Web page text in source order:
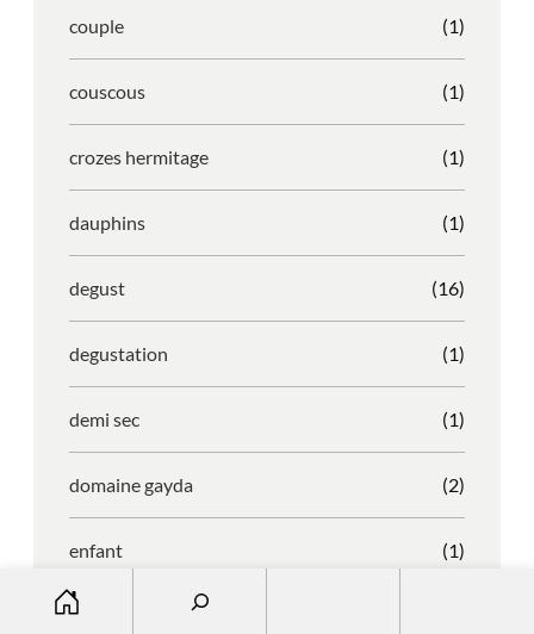
couple (1)
couscous (1)
crozes hermitage (1)
dauphins (1)
degust (16)
degustation (1)
demi sec (1)
domaine gayda (2)
enfant (1)
entreprise